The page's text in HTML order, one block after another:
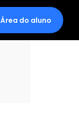
Área do aluno